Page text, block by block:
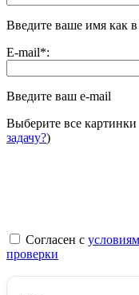
Введите ваше имя как в
E-mail*:
Введите ваш e-mail
Выберите все
задачу?)
Согласен с
проверки